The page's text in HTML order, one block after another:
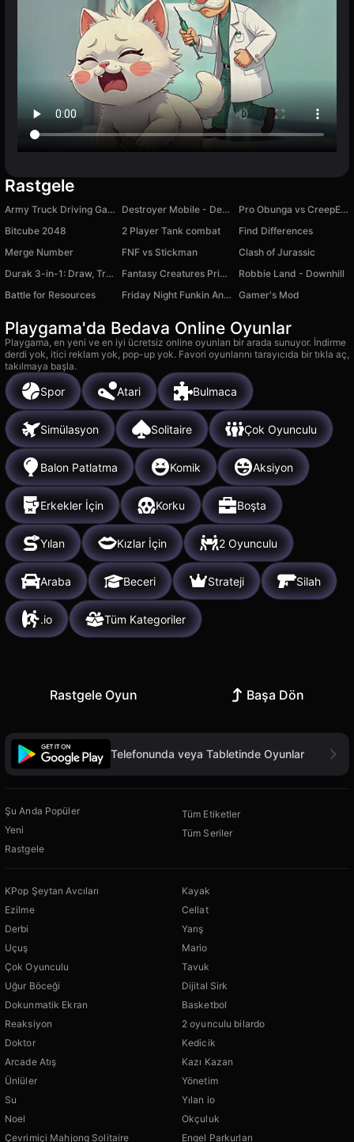
Rastgele
Army Truck Driving Game Destroyer Mobile - Destruction Simulator
Pro Obunga vs CreepEnder
Bitcube 2048
2 Player Tank combat
Find Differences
Merge Number
FNF vs Stiсkman
Clash of Jurassic
Durak 3-in-1: Draw, Transfer & Classic
Fantasy Creatures Princess Laboratory
Robbie Land - Downhill
Battle for Resources
Friday Night Funkin Animania Gamer's Mod
Playgama'da Bedava Online Oyunlar
Playgama, en yeni ve en iyi ücretsiz online oyunları bir arada sunuyor. İndirme
derdi yok, itici reklam yok, pop-up yok. Favori oyunlarını tarayıcıda bir tıkla aç,
takılmaya başla.
Spor Atari Bulmaca
Simülasyon Solitaire Çok Oyunculu
Balon Patlatma Komik Aksiyon
Erkekler İçin Korku Boşta
Yılan Kızlar İçin 2 Oyunculu
Araba Beceri Strateji Silah
.io Tüm Kategoriler
Rastgele Oyun Başa Dön
Telefonunda veya Tabletinde Oyunlar
Şu Anda Popüler
Yeni
Rastgele
Tüm Etiketler
Tüm Seriler
KPop Şeytan Avcıları
Ezilme
Derbi
Uçuş
Çok Oyunculu
Uğur Böceği
Dokunmatik Ekran
Reaksiyon
Doktor
Arcade Atış
Ünlüler
Su
Noel
Çevrimiçi Mahjong Solitaire
Kayak
Cellat
Yarış
Mario
Tavuk
Dijital Sirk
Basketbol
2 oyunculu bilardo
Kedicik
Kazı Kazan
Yönetim
Yılan io
Okçuluk
Engel Parkurları